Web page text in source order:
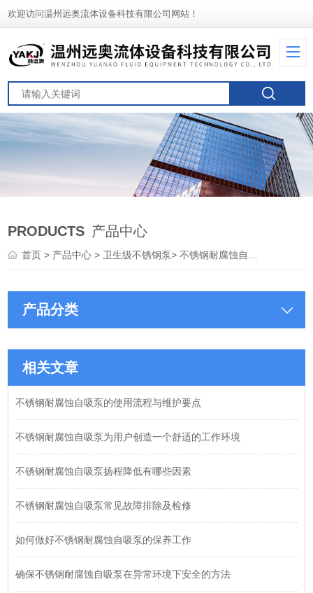
欢迎访问温州远奥流体设备科技有限公司网站！
PRODUCTS 产品中心
首页> 产品中心>卫生级不锈钢泵>不锈钢耐腐蚀自吸泵
产品分类
相关文章
不锈钢耐腐蚀自吸泵的使用流程与维护要点
不锈钢耐腐蚀自吸泵为用户创造一个舒适的工作环境
不锈钢耐腐蚀自吸泵扬程降低有哪些因素
不锈钢耐腐蚀自吸泵常见故障排除及检修
如何做好不锈钢耐腐蚀自吸泵的保养工作
确保不锈钢耐腐蚀自吸泵在异常环境下安全的方法